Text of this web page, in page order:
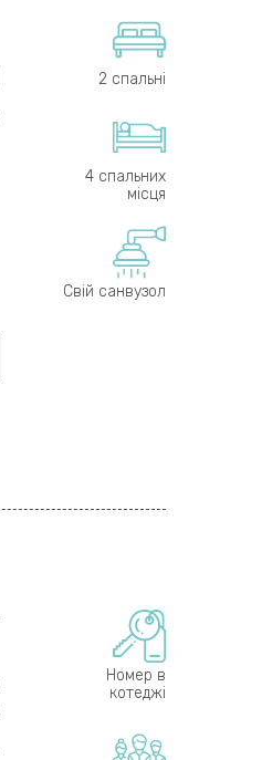
2 спальні
4 спальних
місця
Свій санвузол
Номер в
котеджі